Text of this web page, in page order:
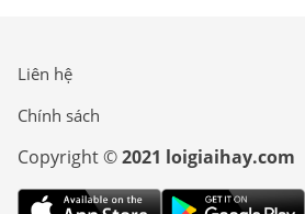
Liên hệ
Chính sách
Copyright ©2021 loigiaihay.com